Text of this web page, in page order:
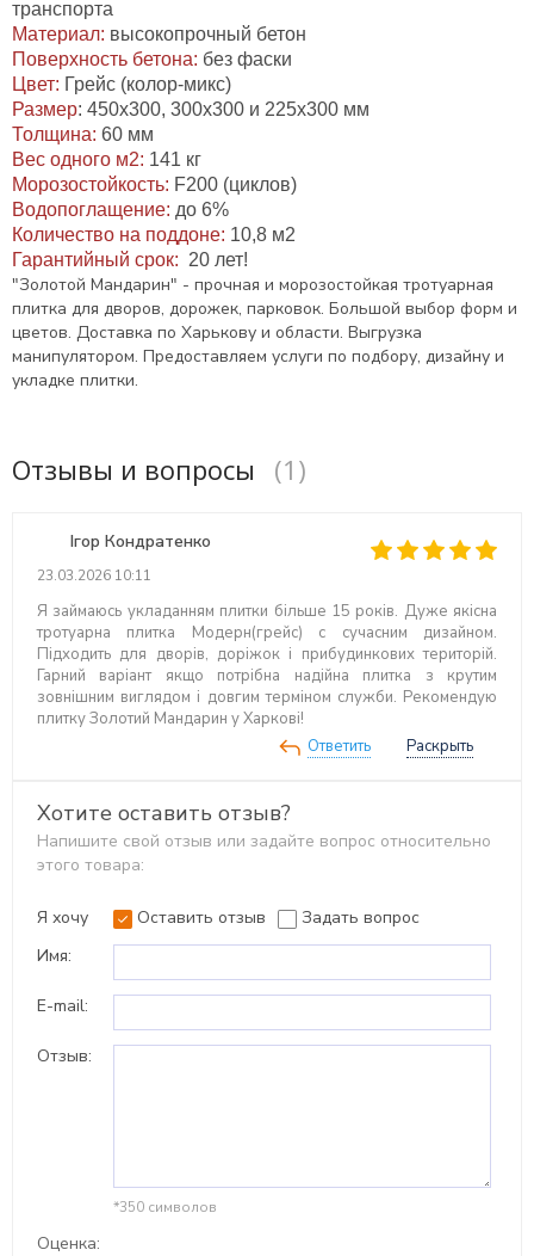
транспорта
Материал: высокопрочный бетон
Поверхность бетона: без фаски
Цвет: Грейс (колор-микс)
Размер: 450х300, 300х300 и 225х300 мм
Толщина: 60 мм
Вес одного м2: 141 кг
Морозостойкость: F200 (циклов)
Водопоглащение: до 6%
Количество на поддоне: 10,8 м2
Гарантийный срок: 20 лет!
"Золотой Мандарин" - прочная и морозостойкая тротуарная
плитка для дворов, дорожек, парковок. Большой выбор форм и
цветов. Доставка по Харькову и области. Выгрузка
манипулятором. Предоставляем услуги по подбору, дизайну и
укладке плитки.
Отзывы и вопросы (1)
Ігор Кондратенко
23.03.2026 10:11
Я займаюсь укладанням плитки більше 15 років. Дуже якісна
тротуарна плитка Модерн(грейс) с сучасним дизайном.
Підходить для дворів, доріжок і прибудинкових територій.
Гарний варіант якщо потрібна надійна плитка з крутим
зовнішним виглядом і довгим терміном служби. Рекомендую
плитку Золотий Мандарин у Харкові!
Ответить
Раскрыть
Хотите оставить отзыв?
Напишите свой отзыв или задайте вопрос относительно
этого товара:
Я хочу Оставить отзыв
Задать вопрос
Имя:
E-mail:
Отзыв:
*350 символов
Оценка: